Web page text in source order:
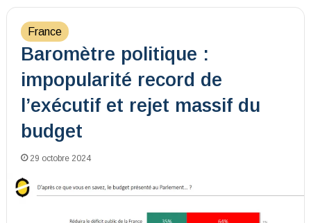
France
Baromètre politique :
impopularité record de
l’exécutif et rejet massif du
budget
29 octobre 2024